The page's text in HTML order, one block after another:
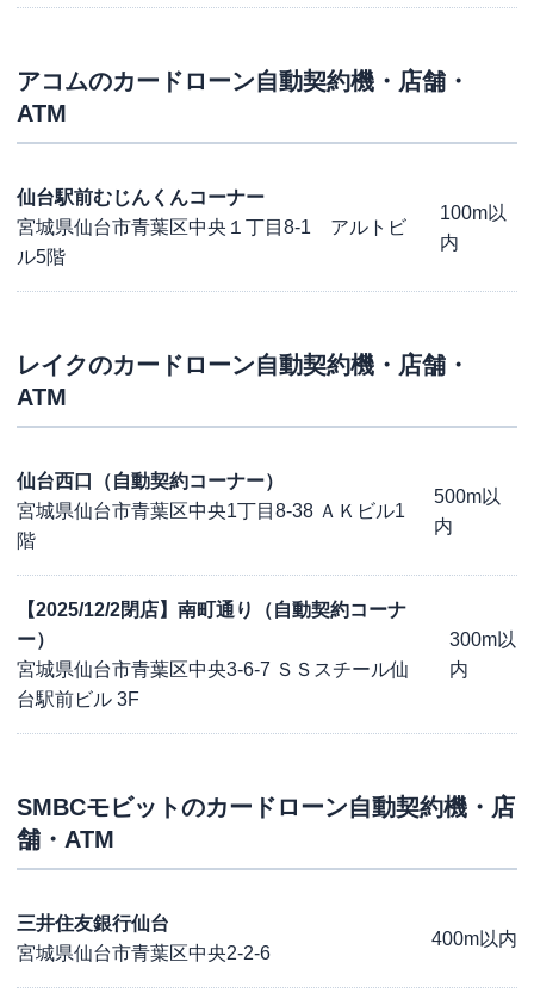
アコムのカードローン自動契約機・店舗・
ATM
仙台駅前むじんくんコーナー
宮城県仙台市青葉区中央１丁目8-1 アルトビ
ル5階
100m以
内
レイクのカードローン自動契約機・店舗・
ATM
仙台西口（自動契約コーナー）
宮城県仙台市青葉区中央1丁目8-38 ＡＫビル1
階
500m以
内
【2025/12/2閉店】南町通り（自動契約コーナ
ー）
宮城県仙台市青葉区中央3-6-7 ＳＳスチール仙
台駅前ビル 3F
300m以
内
SMBCモビットのカードローン自動契約機・店
舗・ATM
三井住友銀行仙台
宮城県仙台市青葉区中央2-2-6
400m以内